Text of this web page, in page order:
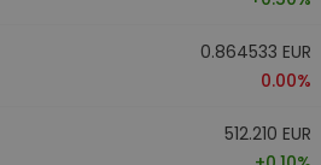
0.864533 EUR
0.00%
512.210 EUR